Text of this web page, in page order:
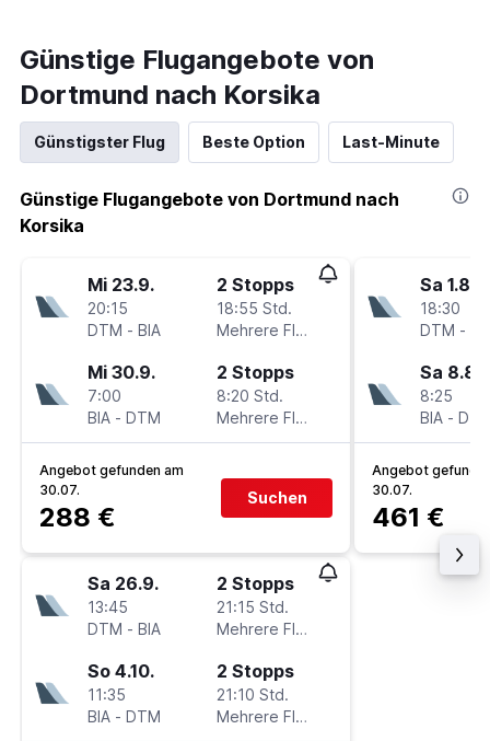
Günstige Flugangebote von
Dortmund nach Korsika
Günstigster Flug Beste Option Last-Minute
Günstige Flugangebote von Dortmund nach
Korsika
Mi 23.9.
20:15
DTM - BIA
2 Stopps
18:55 Std.
Mehrere Fluglinien
Mi 30.9.
7:00
BIA - DTM
2 Stopps
8:20 Std.
Mehrere Fluglinien
Angebot gefunden am
30.07.
288 €
Suchen
Sa 26.9.
13:45
DTM - BIA
2 Stopps
21:15 Std.
Mehrere Fluglinien
So 4.10.
11:35
BIA - DTM
2 Stopps
21:10 Std.
Mehrere Fluglinien
Sa 1.8.
18:30
DTM -
Sa 8.8.
8:25
BIA -
Angebot
30.07.
461 €